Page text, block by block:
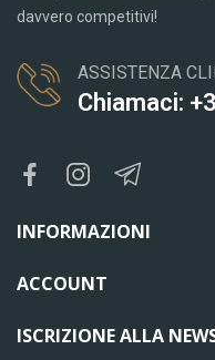
davvero competitivi!
ASSISTENZA
Chiamaci:
INFORMAZIONI
ACCOUNT
ISCRIZIONE ALLA